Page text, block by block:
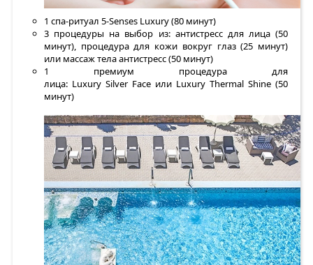
1 спа-ритуал 5-Senses Luxury (80 минут)
3 процедуры на выбор из: антистресс для лица (50
минут), процедура для кожи вокруг глаз (25 минут)
или массаж тела антистресс (50 минут)
1 премиум процедура для
лица: Luxury Silver Face или Luxury Thermal Shine (50
минут)